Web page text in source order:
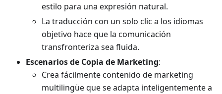
estilo para una expresión natural.
La traducción con un solo clic a los idiomas
objetivo hace que la comunicación
transfronteriza sea fluida.
Escenarios de Copia de Marketing:
Crea fácilmente contenido de marketing
multilingüe que se adapta inteligentemente a